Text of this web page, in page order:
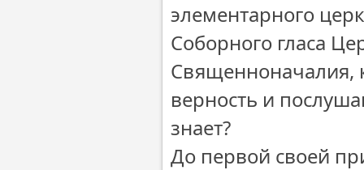
элементарного
Соборного гласа
Священноначалия,
верность и
знает?
До первой своей